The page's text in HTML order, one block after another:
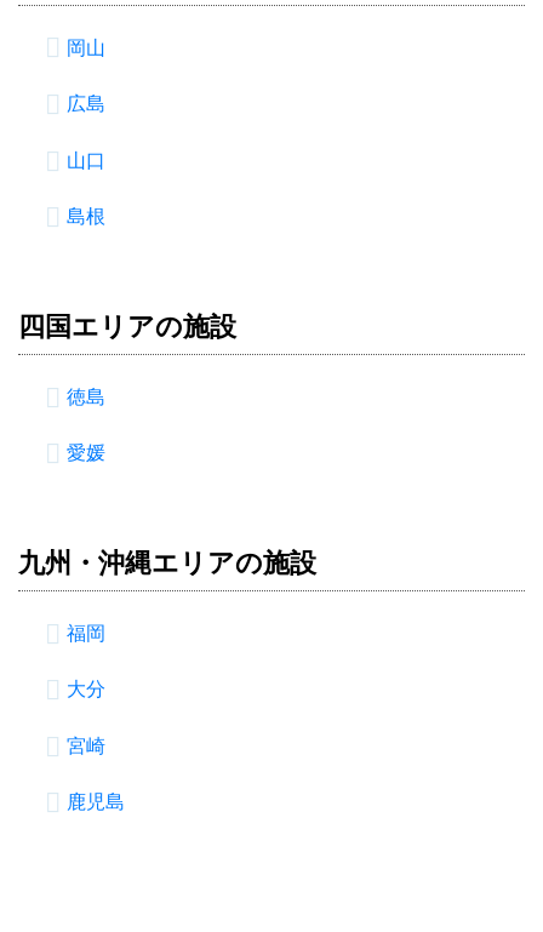
岡山
広島
山口
島根
四国エリアの施設
徳島
愛媛
九州・沖縄エリアの施設
福岡
大分
宮崎
鹿児島